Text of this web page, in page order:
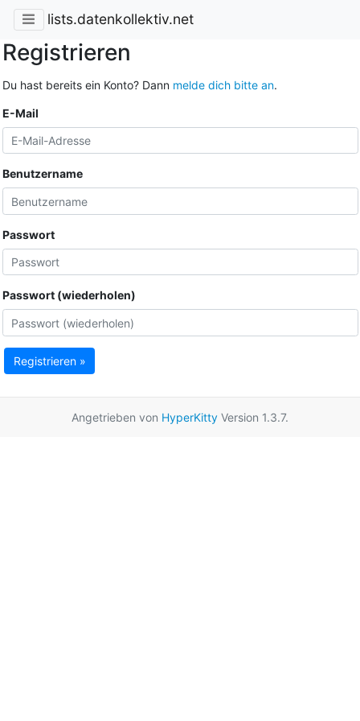
lists.datenkollektiv.net
Registrieren
Du hast bereits ein Konto? Dann melde dich bitte an.
E-Mail
Benutzername
Passwort
Passwort (wiederholen)
Registrieren »
Angetrieben von HyperKitty Version 1.3.7.